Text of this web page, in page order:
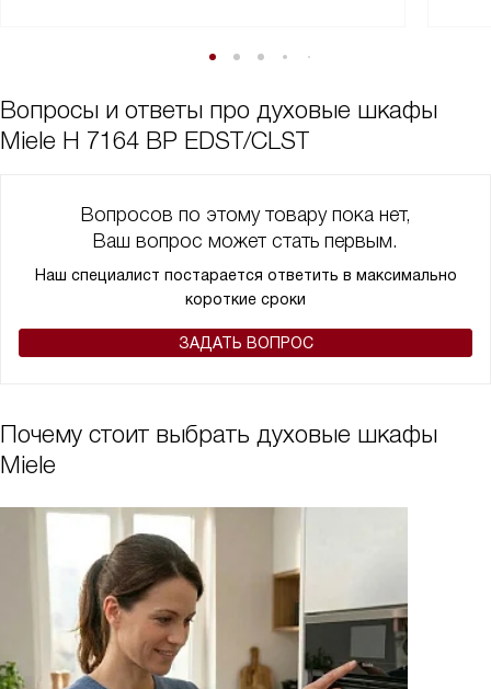
Вопросы и ответы про духовые шкафы
Miele H 7164 BP EDST/CLST
Вопросов по этому товару пока нет,
Ваш вопрос может стать первым.
Наш специалист постарается ответить в максимально
короткие сроки
ЗАДАТЬ ВОПРОС
Почему стоит выбрать духовые шкафы
Miele